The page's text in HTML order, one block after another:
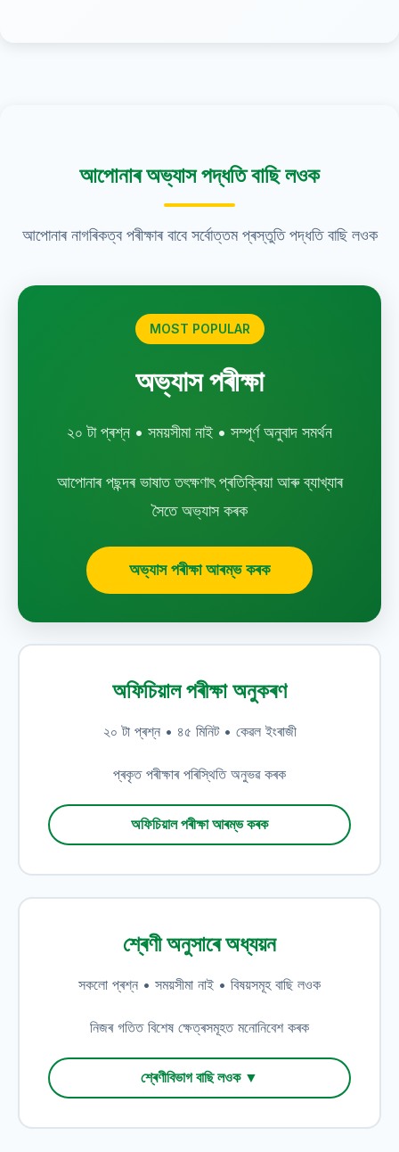
আপোনাৰ অভ্যাস পদ্ধতি বাছি লওক
আপোনাৰ নাগৰিকত্ব পৰীক্ষাৰ বাবে সৰ্বোত্তম প্ৰস্তুতি পদ্ধতি বাছি লওক
MOST POPULAR
অভ্যাস পৰীক্ষা
২০ টা প্ৰশ্ন • সময়সীমা নাই • সম্পূৰ্ণ অনুবাদ সমৰ্থন
আপোনাৰ পছন্দৰ ভাষাত তৎক্ষণাৎ প্ৰতিক্ৰিয়া আৰু ব্যাখ্যাৰ
সৈতে অভ্যাস কৰক
অভ্যাস পৰীক্ষা আৰম্ভ কৰক
অফিচিয়াল পৰীক্ষা অনুকৰণ
২০ টা প্ৰশ্ন • ৪৫ মিনিট • কেৱল ইংৰাজী
প্ৰকৃত পৰীক্ষাৰ পৰিস্থিতি অনুভৱ কৰক
অফিচিয়াল পৰীক্ষা আৰম্ভ কৰক
শ্ৰেণী অনুসাৰে অধ্যয়ন
সকলো প্ৰশ্ন • সময়সীমা নাই • বিষয়সমূহ বাছি লওক
নিজৰ গতিত বিশেষ ক্ষেত্ৰসমূহত মনোনিবেশ কৰক
শ্ৰেণীবিভাগ বাছি লওক ▼